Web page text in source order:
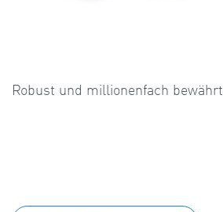
Robust und millionenfach bewährt